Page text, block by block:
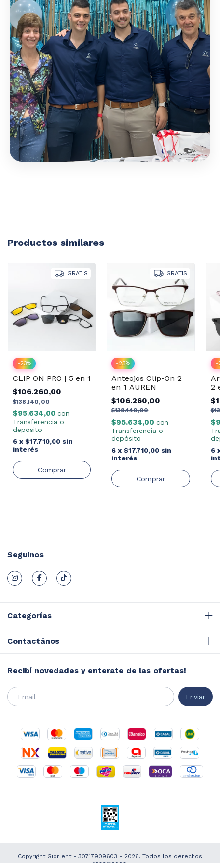
Productos similares
GRATIS
-23%
CLIP ON PRO | 5 en 1
$106.260,00
$138.140,00
$95.634,00 con
Transferencia o
depósito
6 x $17.710,00 sin
interés
GRATIS
-23%
Anteojos Clip-On 2
en 1 AUREN
$106.260,00
$138.140,00
$95.634,00con
Transferencia o
depósito
6 x$17.710,00 sin
interés
-
2
6
Seguinos
Categorías
Contactános
Recibí novedades y enterate de las ofertas!
Copyright Giorlent - 30717909603 - 2026. Todos los derechos